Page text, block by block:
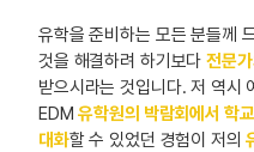
유학을 준비하는 모든 분들께
것을 해결하려 하기보다전문
받으시라는 것입니다. 저 역시
EDM유학원의 박람회에서 학
대화할 수 있었던 경험이 저의